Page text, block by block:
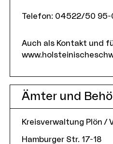
Telefon: 04522/50 95-
Auch als Kontakt und
Ämter und
Kreisverwaltung Plön /
Hamburger Str. 17-18